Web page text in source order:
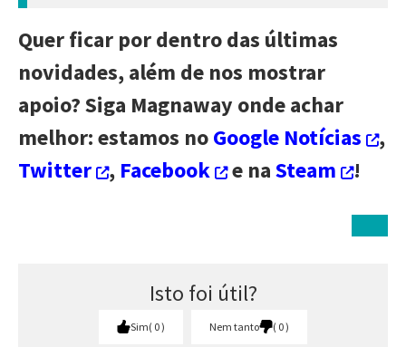
Quer ficar por dentro das últimas
novidades, além de nos mostrar
apoio? Siga Magnaway onde achar
melhor: estamos noGoogle Notícias
,
Twitter
, Facebook e naSteam !
Isto foi útil?
Sim 0 Nem tanto 0